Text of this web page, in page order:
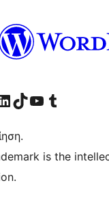
μας στο Facebook
τον λογαριασμό μας Instagram
τον λογαριασμό μας LinkedIn
Visit our TikTok account
Visit our YouTube channel
Visit our Tumblr account
is the